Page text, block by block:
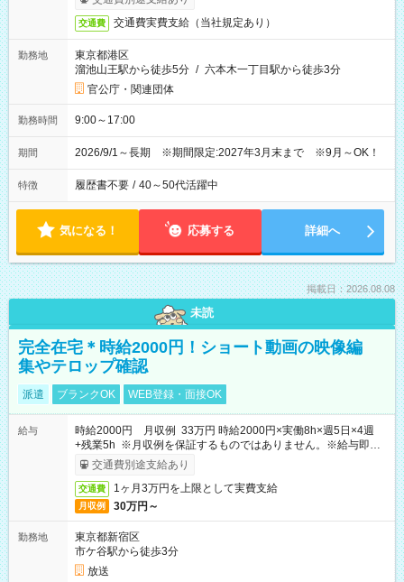
交通費 交通費実費支給（当社規定あり）
勤務地
東京都港区
溜池山王駅から徒歩5分 / 六本木一丁目駅から徒歩3分
官公庁・関連団体
勤務時間 9:00～17:00
期間 2026/9/1～長期 ※期間限定:2027年3月末まで ※9月～OK！
特徴 履歴書不要 / 40～50代活躍中
気になる！ 応募する 詳細へ
掲載日：2026.08.08
未読
完全在宅＊時給2000円！ショート動画の映像編
集やテロップ確認
派遣 ブランクOK WEB登録・面接OK
給与
時給2000円 月収例 33万円 時給2000円×実働8h×週5日×4週
+残業5h ※月収例を保証するものではありません。※給与即受
取りサービス利用可（利用条件有）
交通費別途支給あり
交通費 1ヶ月3万円を上限として実費支給
月収例 30万円～
勤務地
東京都新宿区
市ケ谷駅から徒歩3分
放送